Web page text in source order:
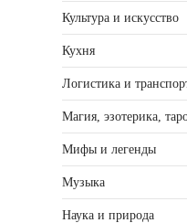
Культура и искусство
Кухня
Логистика и
Магия, эзотерика,
Мифы и легенды
Музыка
Наука и природа